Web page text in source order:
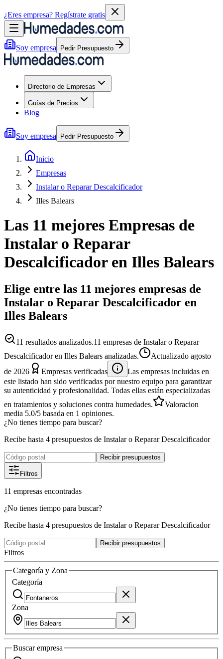
¿Eres empresa? Regístrate gratis
Soy empresa Pedir Presupuesto
Directorio de Empresas
Guías de Precios
Blog
Soy empresa Pedir Presupuesto
Inicio
Empresas
Instalar o Reparar Descalcificador
Illes Balears
Las 11 mejores Empresas de
Instalar o Reparar
Descalcificadoren Illes Balears
Elige entre las 11 mejores empresas de
Instalar o Reparar Descalcificador en
Illes Balears
11 resultados analizados.11 empresas de Instalar o Reparar
Descalcificador en Illes Balears analizadas.
Actualizado agosto
de 2026
Empresas verificadas
Las empresas incluidas en
este listado han sido verificadas por nuestro equipo para garantizar
su autenticidad y profesionalidad. Todas ellas están especializadas
en tratamientos y soluciones contra humedades.
Valoracion
media 5.0/5 basada en 1 opiniones.
¿No tienes tiempo para buscar?
Recibe hasta 4 presupuestos de Instalar o Reparar Descalcificador
Recibir presupuestos
Filtros
11 empresas encontradas
¿No tienes tiempo para buscar?
Recibe hasta 4 presupuestos de Instalar o Reparar Descalcificador
Recibir presupuestos
Filtros
Categoría y Zona
Categoría
Zona
Buscarempresa